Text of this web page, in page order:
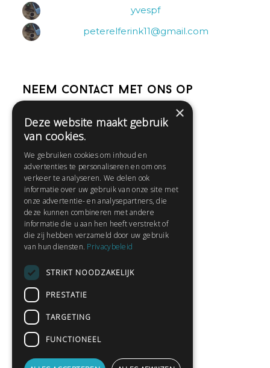
yvespf
peterelferink11@gmail.com
Neem contact met ons op
Help
Contact
Huisregels
Snel naar:
Gratis aanmelden
Privacybeleid
Gedichten lezen
Schrijfwedstrijden
×
Deze website maakt gebruik
van cookies.
We gebruiken cookies om inhoud en
advertenties te personaliseren en om ons
verkeer te analyseren. We delen ook
informatie over uw gebruik van onze site met
onze advertentie- en analysepartners, die
deze kunnen combineren met andere
informatie die u aan hen heeft verstrekt of
die zij hebben verzameld door uw gebruik
van hun diensten. Privacybeleid
STRIKT NOODZAKELIJK
PRESTATIE
TARGETING
FUNCTIONEEL